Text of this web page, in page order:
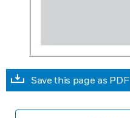
Save this page as PDF